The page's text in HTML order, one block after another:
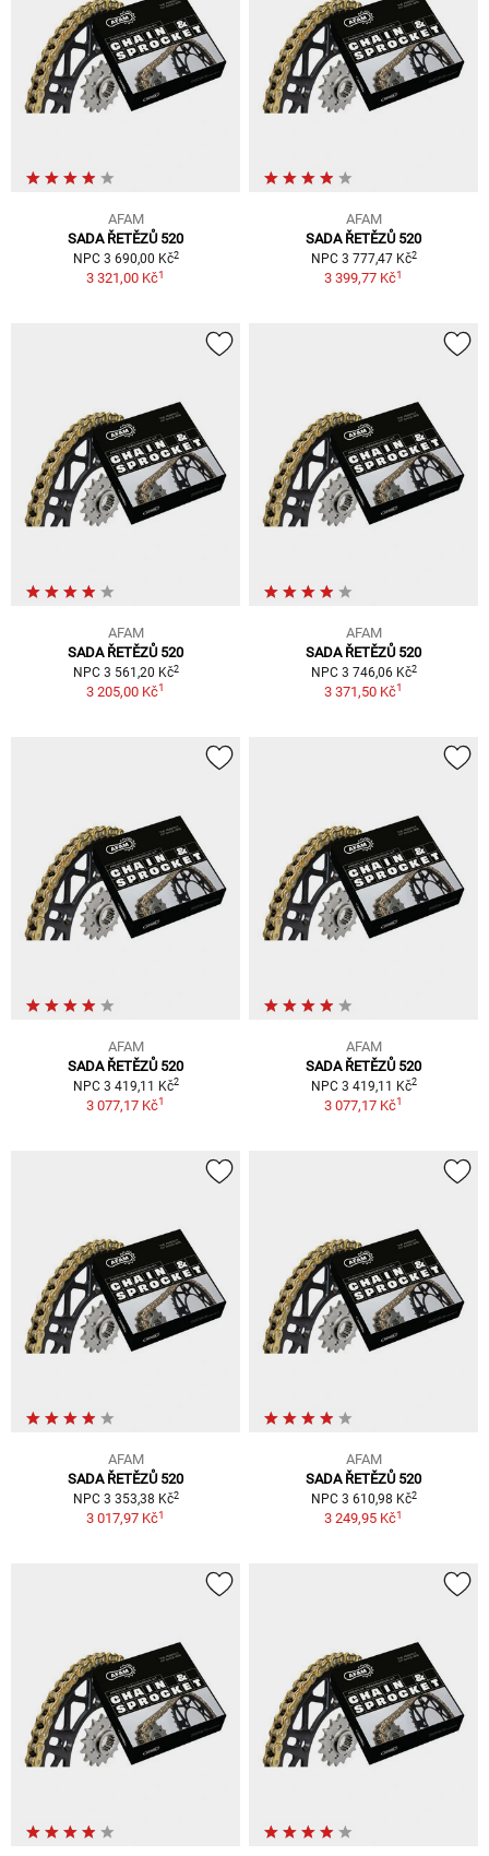
AFAM
SADA ŘETĚZŮ 520
NPC 3 690,00 Kč2
3 321,00 Kč1
AFAM
SADA ŘETĚZŮ 520
NPC 3 777,47 Kč2
3 399,77 Kč1
AFAM
SADA ŘETĚZŮ 520
NPC 3 561,20 Kč2
3 205,00 Kč1
AFAM
SADA ŘETĚZŮ 520
NPC 3 746,06 Kč2
3 371,50 Kč1
AFAM
SADA ŘETĚZŮ 520
NPC 3 419,11 Kč2
3 077,17 Kč1
AFAM
SADA ŘETĚZŮ 520
NPC 3 419,11 Kč2
3 077,17 Kč1
AFAM
SADA ŘETĚZŮ 520
NPC 3 353,38 Kč2
3 017,97 Kč1
AFAM
SADA ŘETĚZŮ 520
NPC 3 610,98 Kč2
3 249,95 Kč1